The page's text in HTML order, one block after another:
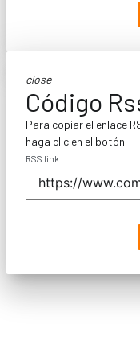
close
Código
Para copiar el enlace
haga clic en el botón.
RSS link